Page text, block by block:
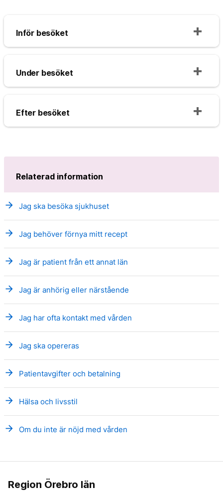
Inför besöket
Under besöket
Efter besöket
Relaterad information
arrow_forward Jag ska besöka sjukhuset
arrow_forward Jag behöver förnya mitt recept
arrow_forward Jag är patient från ett annat län
arrow_forward Jag är anhörig eller närstående
arrow_forward Jag har ofta kontakt med vården
arrow_forward Jag ska opereras
arrow_forward Patientavgifter och betalning
arrow_forward Hälsa och livsstil
arrow_forward Om du inte är nöjd med vården
Region Örebro län